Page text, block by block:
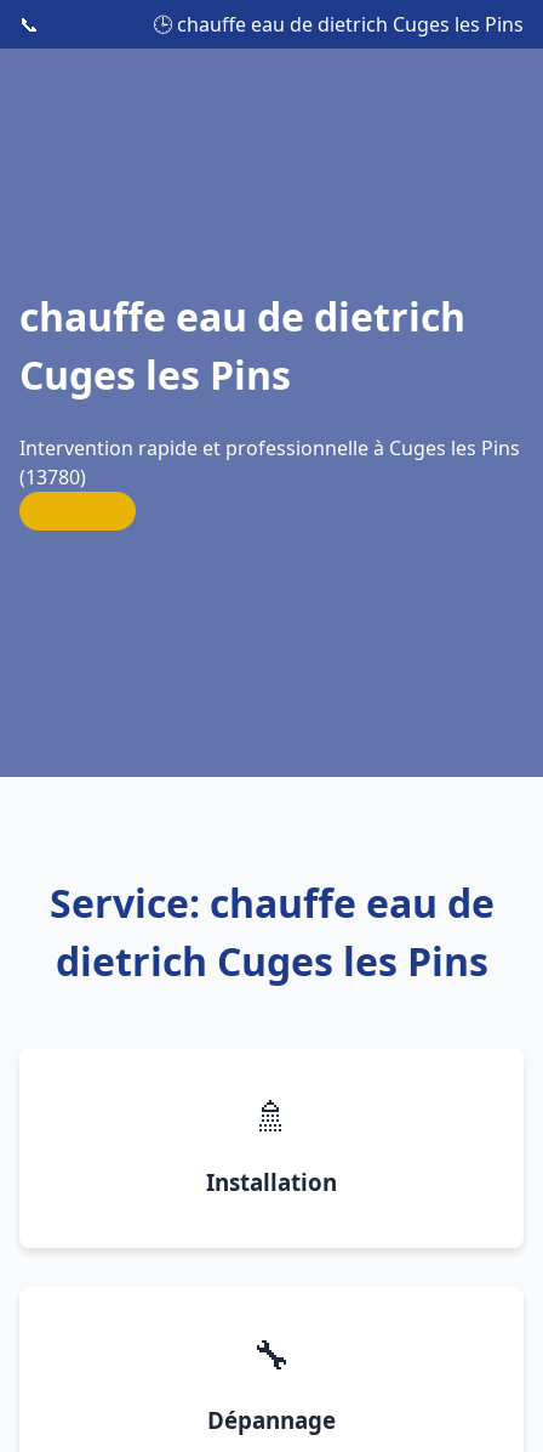
📞 🕒 chauffe eau de dietrich Cuges les Pins
chauffe eau de dietrich
Cuges les Pins
Intervention rapide et professionnelle à Cuges les Pins
(13780)
Service: chauffe eau de
dietrich Cuges les Pins
🚿
Installation
🔧
Dépannage